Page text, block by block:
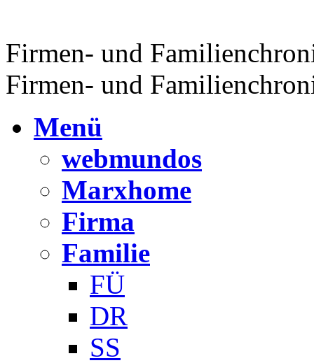
Firmen- und
Firmen- und
Menü
webmundos
Marxhome
Firma
Familie
FÜ
DR
SS